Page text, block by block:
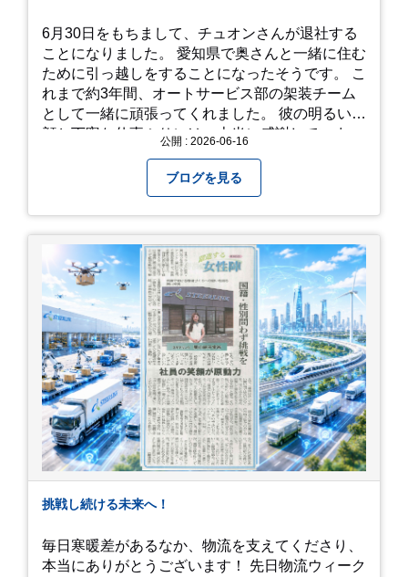
やすい靴で: 山の斜面を利用した農園ですので、
歩き慣れた靴で行くのが安心です。 雨対策: 雨上
がりは足元が少し滑りやすくなることがありま
す。タオルや雨具を用意しておくと安心ですね。
開花時期のチェック: その年の気候によって見頃
が少し前後します。出かける前に必ず公式情報や
SNSで見頃を確認しましょう！ おわりに 梅雨の
時期を「我慢する期間」から「お出かけを楽しむ
期間」に変えてくれる、そんな素敵な場所です。
いです！
6月30日をもちまして、チュオンさんが退社する
ことになりました。 愛知県で奥さんと一緒に住む
ために引っ越しをすることになったそうです。 こ
れまで約3年間、オートサービス部の架装チーム
として一緒に頑張ってくれました。 彼の明るい笑
顔と丁寧な仕事ぶりには、本当に感謝していま
撮影した記念写真を添付します。 チュオンさんの
今後のご活躍と新しいスタートを、みんなで応援
しましょう！ チュオンさん、今まで本当にありが
とうございました！
公開 : 2026-06-16
ブログを見る
挑戦し続ける未来へ！
毎日寒暖差があるなか、物流を支えてくださり、
本当にありがとうございます！ 先日物流ウィーク